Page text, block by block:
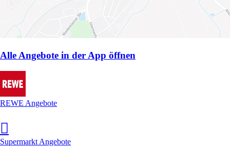
Alle Angebote in der App öffnen
REWE Angebote
Supermarkt Angebote